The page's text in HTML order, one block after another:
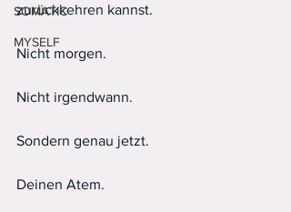
SOMATIC
MYSELF
zurückkehren kannst.
Nicht morgen.
Nicht irgendwann.
Sondern genau jetzt.
Deinen Atem.